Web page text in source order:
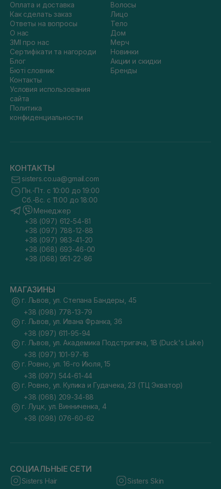
Оплата и доставка
Как сделать заказ
Ответы на вопросы
О нас
ЗМІ про нас
Сертифікати та нагороди
Блог
Бюті словник
Контакты
Условия использования
сайта
Политика
конфиденциальности
Волосы
Лицо
Тело
Дом
Мерч
Новинки
Акции и скидки
Бренды
КОНТАКТЫ
sisters.co.ua@gmail.com
Пн.-Пт. с 10:00 до 19:00
Сб.-Вс. с 11:00 до 18:00
Менеджер
+38 (097) 612-54-81
+38 (097) 788-12-88
+38 (097) 983-41-20
+38 (068) 693-46-00
+38 (068) 951-22-86
МАГАЗИНЫ
г. Львов, ул. Степана Бандеры, 45
+38 (098) 778-13-79
г. Львов, ул. Ивана Франка, 36
+38 (097) 611-95-94
г. Львов, ул. Академика Подстригача, 1В (Duck's Lake)
+38 (097) 101-97-16
г. Ровно, ул. 16-го Июля, 15
+38 (097) 544-61-44
г. Ровно, ул. Кулика и Гудачека, 23 (ТЦ Экватор)
+38 (068) 209-34-88
г. Луцк, ул. Винниченка, 4
+38 (098) 076-60-62
СОЦИАЛЬНЫЕ СЕТИ
Sisters Hair Sisters Skin